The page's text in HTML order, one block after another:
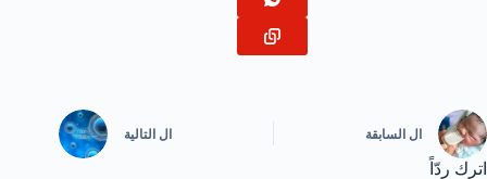
ال السابقة ال التالية
اترك ردّاً